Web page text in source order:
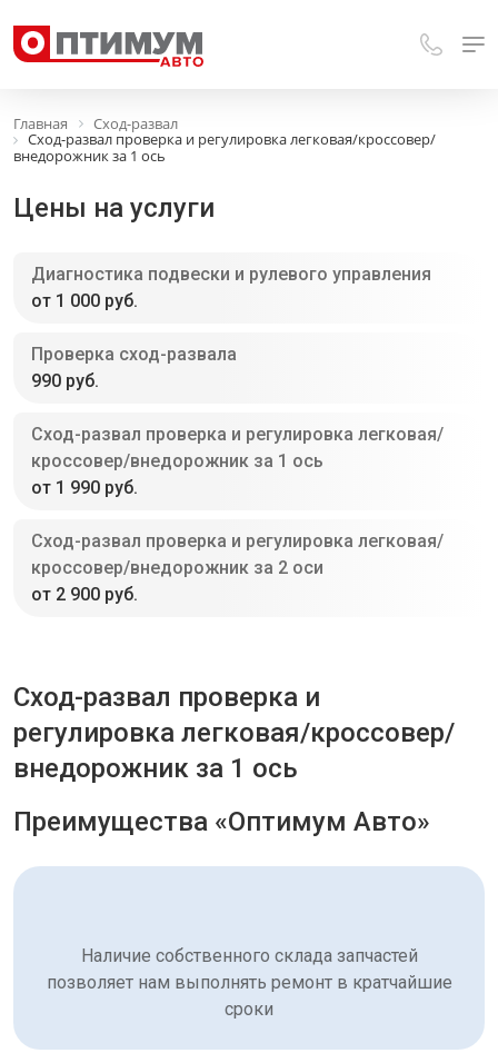
Главная Сход-развал
Сход-развал проверка и регулировка легковая/кроссовер/
внедорожник за 1 ось
Цены на услуги
Диагностика подвески и рулевого управления
от 1 000 руб.
Проверка сход-развала
990 руб.
Сход-развал проверка и регулировка легковая/
кроссовер/внедорожник за 1 ось
от 1 990 руб.
Сход-развал проверка и регулировка легковая/
кроссовер/внедорожник за 2 оси
от 2 900 руб.
Сход-развал проверка и
регулировка легковая/кроссовер/
внедорожник за 1 ось
Преимущества «Оптимум Авто»
Наличие собственного склада запчастей
позволяет нам выполнять ремонт в кратчайшие
сроки